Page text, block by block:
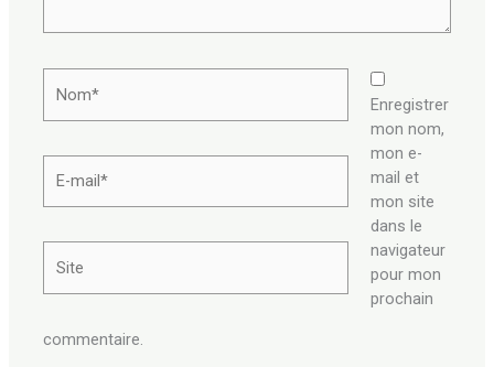
mail*
Enregistrer
mon nom,
mon e-
mail et
mon site
dans le
navigateur
pour mon
prochain
commentaire.